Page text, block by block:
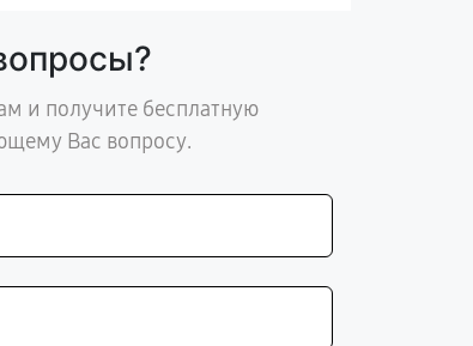
и получите бесплатную
Вас вопросу.